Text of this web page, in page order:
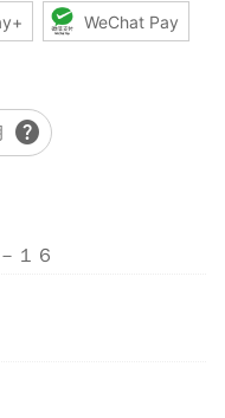
WeChat Pay
help
１６